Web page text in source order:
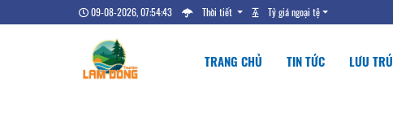
09-08-2026, 07:54:44 Thời tiết Tỷ giá ngoại tệ
TRANG CHỦ TIN TỨC LƯU TRÚ